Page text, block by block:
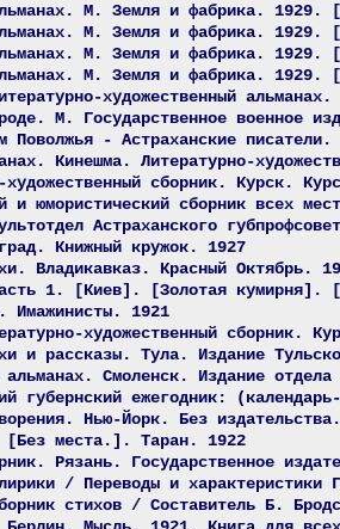
М. Земля и фабрика.
М. Земля и фабрика.
М. Земля и фабрика.
М. Земля и фабрика.
художественный
М. Государственное военное
Поволжья - Астраханские
Кинешма. Литературно-
сборник. Курск.
и юмористический сборник всех
Астраханского
Книжный кружок. 1927
Владикавказ. Красный Октябрь.
1. [Киев]. [Золотая кумирня].
Имажинисты. 1921
художественный сборник.
и рассказы. Тула. Издание
альманах. Смоленск. Издание
губернский ежегодник:
Нью-Йорк. Без
[Без места.]. Таран. 1922
Рязань. Государственное
/ Переводы и
стихов / Составитель Б.